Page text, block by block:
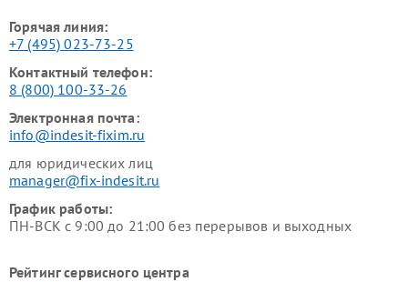
Горячая линия:
+7 (495) 023-73-25
Контактный телефон:
8 (800) 100-33-26
Электронная почта:
info@indesit-fixim.ru
для юридических лиц
manager@fix-indesit.ru
График работы:
ПН-ВСК с 9:00 до 21:00 без перерывов и выходных
Рейтинг сервисного центра